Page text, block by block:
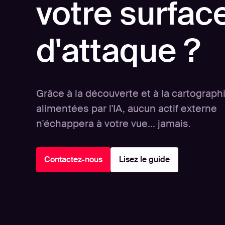
votre
d'attaque ?
Grâce à la découverte et à la
alimentées par l'IA, aucun actif externe
n'échappera à votre vue... jamais.
Contactez-nous Lisez le guide